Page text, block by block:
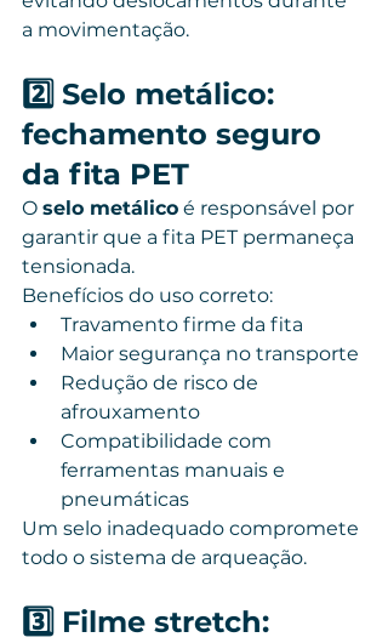
a movimentação.
2️⃣ Selo metálico:
fechamento seguro
da fita PET
O selo metálico é responsável por
garantir que a fita PET permaneça
tensionada.
Benefícios do uso correto:
Travamento firme da fita
Maior segurança no transporte
Redução de risco de
afrouxamento
Compatibilidade com
ferramentas manuais e
pneumáticas
Um selo inadequado compromete
todo o sistema de arqueação.
3️⃣ Filme stretch: